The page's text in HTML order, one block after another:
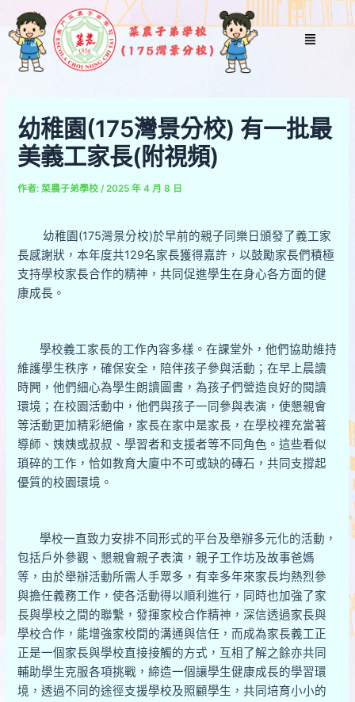
至
Menu
幼稚園(175灣景分校) 有一批最
美義工家長(附視頻)
作者:菜農子弟學校/2025 年 4 月 8 日
幼稚園(175灣景分校)於早前的親子同樂日頒發了義工家
長感謝狀，本年度共129名家長獲得嘉許，以鼓勵家長們積極
支持學校家長合作的精神，共同促進學生在身心各方面的健
康成長。
學校義工家長的工作內容多樣。在課堂外，他們協助維持
維護學生秩序，確保安全，陪伴孩子參與活動；在早上晨讀
時闁，他們細心為學生朗讀圖書，為孩子們營造良好的閱讀
環境；在校園活動中，他們與孩子一同參與表演，使懇親會
等活動更加精彩絕倫，家長在家中是家長，在學校裡充當著
導師、姨姨或叔叔、學習者和支援者等不同角色。這些看似
瑣碎的工作，恰如教育大廈中不可或缺的磚石，共同支撐起
優質的校園環境。
學校一直致力安排不同形式的平台及舉辦多元化的活動，
包括戶外參觀、懇親會親子表演，親子工作坊及故事爸媽
等，由於舉辦活動所需人手眾多，有幸多年來家長均熱烈參
與擔任義務工作，使各活動得以順利進行，同時也加強了家
長與學校之間的聯繫，發揮家校合作精神，深信透過家長與
學校合作，能增強家校間的溝通與信任，而成為家長義工正
正是一個家長與學校直接接觸的方式，互相了解之餘亦共同
輔助學生克服各項挑戰，締造一個讓學生健康成長的學習環
境，透過不同的途徑支援學校及照顧學生，共同培育小小的
Post
navigation